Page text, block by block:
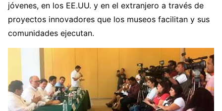
jóvenes, en los EE.UU. y en el extranjero a través de
proyectos innovadores que los museos facilitan y sus
comunidades ejecutan.